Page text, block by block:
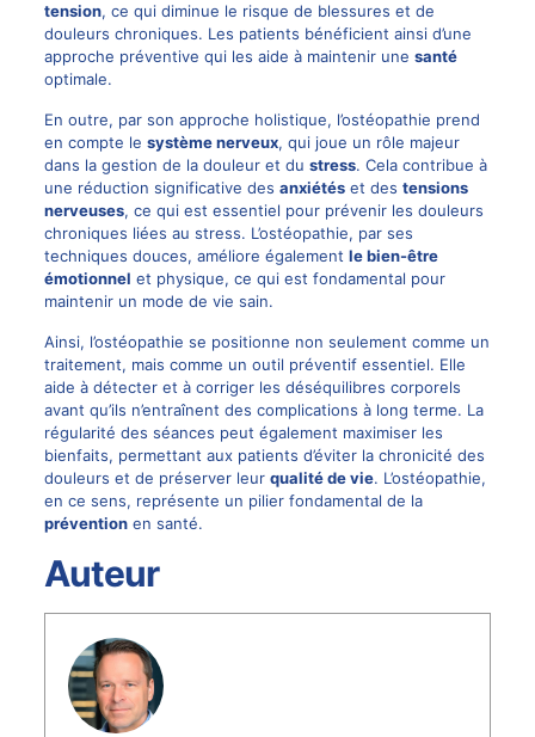
tension, ce qui diminue le risque de blessures et de
douleurs chroniques. Les patients bénéficient ainsi d’une
approche préventive qui les aide à maintenir une santé
optimale.
En outre, par son approche holistique, l’ostéopathie prend
en compte le système nerveux, qui joue un rôle majeur
dans la gestion de la douleur et du stress. Cela contribue à
une réduction significative des anxiétéset des tensions
nerveuses, ce qui est essentiel pour prévenir les douleurs
chroniques liées au stress. L’ostéopathie, par ses
techniques douces, améliore également le bien-être
émotionnel et physique, ce qui est fondamental pour
maintenir un mode de vie sain.
Ainsi, l’ostéopathie se positionne non seulement comme un
traitement, mais comme un outil préventif essentiel. Elle
aide à détecter et à corriger les déséquilibres corporels
avant qu’ils n’entraînent des complications à long terme. La
régularité des séances peut également maximiser les
bienfaits, permettant aux patients d’éviter la chronicité des
douleurs et de préserver leur qualité de vie. L’ostéopathie,
en ce sens, représente un pilier fondamental de la
préventionen santé.
Auteur